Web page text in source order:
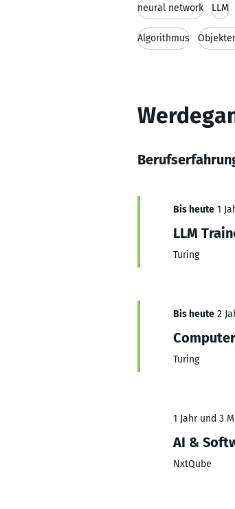
neural network LLM
Algorithmus
Bis heute 1
LLM
Turing
Bis heute 2
Turing
1 Jahr und 3
AI &
NxtQube